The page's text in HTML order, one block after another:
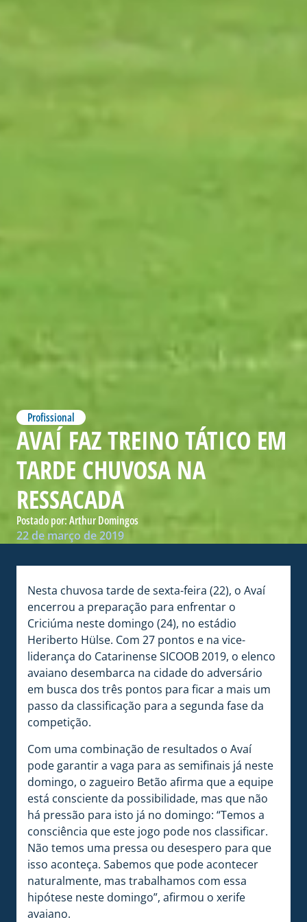
Profissional
AVAÍ FAZ TREINO TÁTICO EM
TARDE CHUVOSA NA
RESSACADA
Postado por:Arthur Domingos
22 de março de 2019
Nesta chuvosa tarde de sexta-feira (22), o Avaí
encerrou a preparação para enfrentar o
Criciúma neste domingo (24), no estádio
Heriberto Hülse. Com 27 pontos e na vice-
liderança do Catarinense SICOOB 2019, o elenco
avaiano desembarca na cidade do adversário
em busca dos três pontos para ficar a mais um
passo da classificação para a segunda fase da
competição.
Com uma combinação de resultados o Avaí
pode garantir a vaga para as semifinais já neste
domingo, o zagueiro Betão afirma que a equipe
está consciente da possibilidade, mas que não
há pressão para isto já no domingo: “Temos a
consciência que este jogo pode nos classificar.
Não temos uma pressa ou desespero para que
isso aconteça. Sabemos que pode acontecer
naturalmente, mas trabalhamos com essa
hipótese neste domingo”, afirmou o xerife
avaiano.